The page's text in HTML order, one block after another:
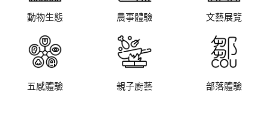
動物生態 農事體驗 文藝展覽
五感體驗 親子廚藝 部落體驗